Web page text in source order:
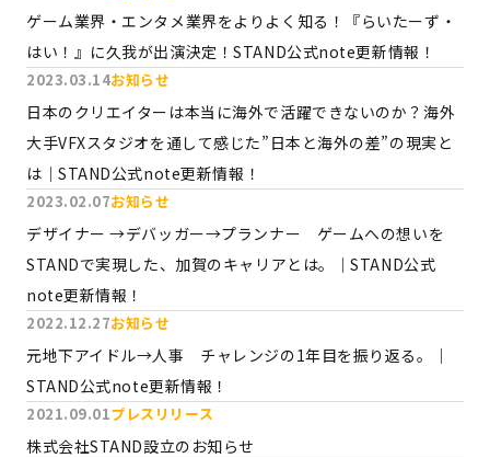
ゲーム業界・エンタメ業界をよりよく知る！『らいたーず・
はい！』に久我が出演決定！STAND公式note更新情報！
2023.03.14お知らせ
日本のクリエイターは本当に海外で活躍できないのか？海外
大手VFXスタジオを通して感じた”日本と海外の差”の現実と
は｜STAND公式note更新情報！
2023.02.07お知らせ
デザイナー →デバッガー→プランナー ゲームへの想いを
STANDで実現した、加賀のキャリアとは。｜STAND公式
note更新情報！
2022.12.27お知らせ
元地下アイドル→人事 チャレンジの1年目を振り返る。｜
STAND公式note更新情報！
2021.09.01プレスリリース
株式会社STAND設立のお知らせ